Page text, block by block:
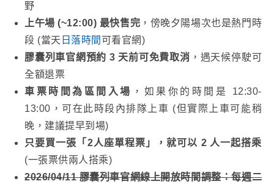
野
上午場 (~12:00) 最快售完 ，傍晚夕陽場次也是熱門時
段 (當天 日落時間 可看官網)
膠囊列車官網預約 3 天前可免費取消 ，遇天候停駛可
全額退票
車票時間為區間入場 ，如果你的時間是 12:30-
13:00，可在此時段內排隊上車 (但實際上車可能稍
晚，建議提早到場)
只要買一張「2人座單程票」，就可以 2 人一起搭乘
(一張票供兩人搭乘)
2026/04/11 膠囊列車官網線上開放時間調整：每週二